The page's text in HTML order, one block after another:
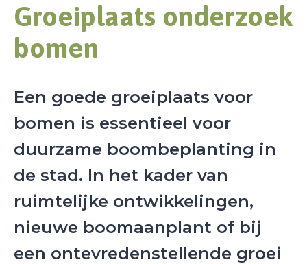
Groeiplaats onderzoek
bomen
Een goede groeiplaats voor
bomen is essentieel voor
duurzame boombeplanting in
de stad. In het kader van
ruimtelijke ontwikkelingen,
nieuwe boomaanplant of bij
een ontevredenstellende groei